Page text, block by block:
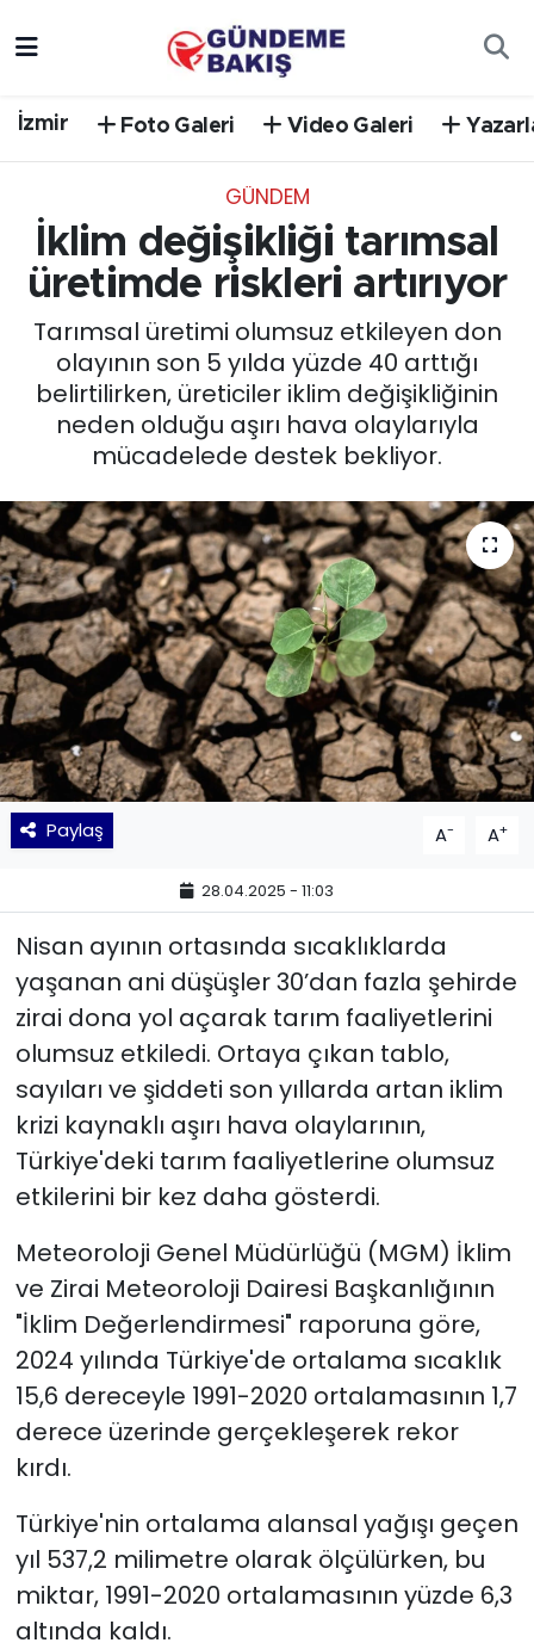
İzmir Foto Galeri Video Galeri
GÜNDEM
İklim değişikliği tarımsal
üretimde riskleri artırıyor
Tarımsal üretimi olumsuz etkileyen don
olayının son 5 yılda yüzde 40 arttığı
belirtilirken, üreticiler iklim değişikliğinin
neden olduğu aşırı hava olaylarıyla
mücadelede destek bekliyor.
Paylaş A- A+
28.04.2025 - 11:03
Nisan ayının ortasında sıcaklıklarda
yaşanan ani düşüşler 30’dan fazla şehirde
zirai dona yol açarak tarım faaliyetlerini
olumsuz etkiledi. Ortaya çıkan tablo,
sayıları ve şiddeti son yıllarda artan iklim
krizi kaynaklı aşırı hava olaylarının,
Türkiye'deki tarım faaliyetlerine olumsuz
etkilerini bir kez daha gösterdi.
Meteoroloji Genel Müdürlüğü (MGM) İklim
ve Zirai Meteoroloji Dairesi Başkanlığının
"İklim Değerlendirmesi" raporuna göre,
2024 yılında Türkiye'de ortalama sıcaklık
15,6 dereceyle 1991-2020 ortalamasının 1,7
derece üzerinde gerçekleşerek rekor
kırdı.
Türkiye'nin ortalama alansal yağışı geçen
yıl 537,2 milimetre olarak ölçülürken, bu
miktar, 1991-2020 ortalamasının yüzde 6,3
altında kaldı.
EGE
EĞİTİM
EKONOMİ
English News
GÜNCEL
KÜLTÜR SANAT
MAGAZİN
POLİTİKA
SAĞLIK
Siyaset
TEKNOLOJİ
Yaşam
YEREL POLİTİKA
YEREL YÖNETİMLER
Yurt
Süper Lig Puan Durumu ve Fikstür
Tüm Manşetler
Son Dakika Haberleri
Haber Arşivi